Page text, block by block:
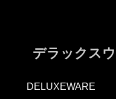
デラックス
DELUXEWARE